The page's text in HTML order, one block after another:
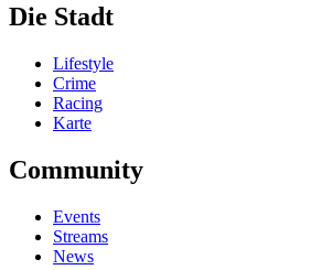
Die Stadt
Lifestyle
Crime
Racing
Karte
Community
Events
Streams
News